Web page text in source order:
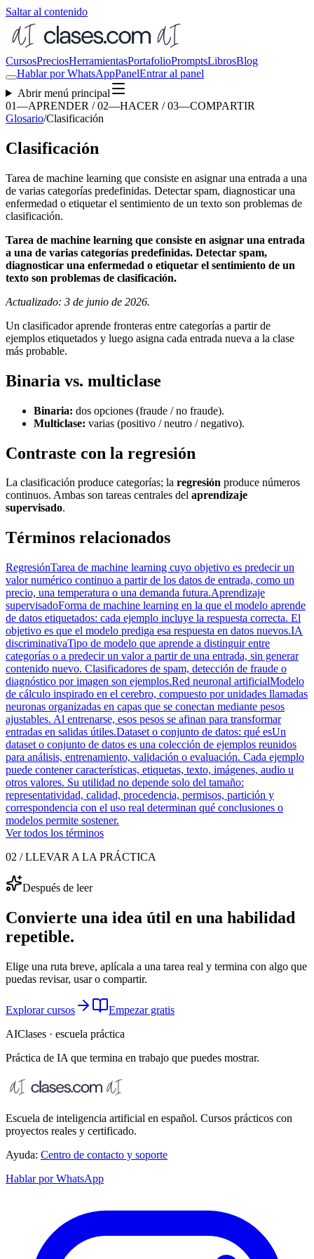
Saltar al contenido
CursosPreciosHerramientasPortafolioPromptsLibrosBlog
Hablar por WhatsAppPanelEntrar al panel
Abrir menú principal
01—APRENDER / 02—HACER / 03—COMPARTIR
Glosario/Clasificación
Clasificación
Tarea de machine learning que consiste en asignar una entrada a una
de varias categorías predefinidas. Detectar spam, diagnosticar una
enfermedad o etiquetar el sentimiento de un texto son problemas de
clasificación.
Tarea de machine learning que consiste en asignar una entrada
a una de varias categorías predefinidas. Detectar spam,
diagnosticar una enfermedad o etiquetar el sentimiento de un
texto son problemas de clasificación.
Actualizado: 3 de junio de 2026.
Un clasificador aprende fronteras entre categorías a partir de
ejemplos etiquetados y luego asigna cada entrada nueva a la clase
más probable.
Binaria vs. multiclase
Binaria: dos opciones (fraude / no fraude).
Multiclase: varias (positivo / neutro / negativo).
Contraste con la regresión
La clasificación produce categorías; la regresión produce números
continuos. Ambas son tareas centrales del aprendizaje
supervisado.
Términos relacionados
RegresiónTarea de machine learning cuyo objetivo es predecir un
valor numérico continuo a partir de los datos de entrada, como un
precio, una temperatura o una demanda futura.Aprendizaje
supervisadoForma de machine learning en la que el modelo aprende
de datos etiquetados: cada ejemplo incluye la respuesta correcta. El
objetivo es que el modelo prediga esa respuesta en datos nuevos.IA
discriminativaTipo de modelo que aprende a distinguir entre
categorías o a predecir un valor a partir de una entrada, sin generar
contenido nuevo. Clasificadores de spam, detección de fraude o
diagnóstico por imagen son ejemplos.Red neuronal artificialModelo
de cálculo inspirado en el cerebro, compuesto por unidades llamadas
neuronas organizadas en capas que se conectan mediante pesos
ajustables. Al entrenarse, esos pesos se afinan para transformar
entradas en salidas útiles.Dataset o conjunto de datos: qué esUn
dataset o conjunto de datos es una colección de ejemplos reunidos
para análisis, entrenamiento, validación o evaluación. Cada ejemplo
puede contener características, etiquetas, texto, imágenes, audio u
otros valores. Su utilidad no depende solo del tamaño:
representatividad, calidad, procedencia, permisos, partición y
correspondencia con el uso real determinan qué conclusiones o
modelos permite sostener.
Ver todos los términos
02 / LLEVAR A LA PRÁCTICA
Después de leer
Convierte una idea útil en una habilidad
repetible.
Elige una ruta breve, aplícala a una tarea real y termina con algo que
puedas revisar, usar o compartir.
Explorar cursos
Empezar gratis
AIClases · escuela práctica
Práctica de IA que termina en trabajo que puedes mostrar.
Escuela de inteligencia artificial en español. Cursos prácticos con
proyectos reales y certificado.
Ayuda: Centro de contacto y soporte
Hablar por WhatsApp